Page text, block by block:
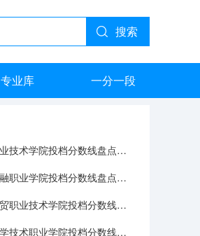
搜索
专业库 一分一段
2026年抚顺职业技术学院投档分数线盘点：录取分数、生活与就业指南
2026年辽宁金融职业学院投档分数线盘点：录取分数、生活与就业指南
2026年广东工贸职业技术学院投档分数线盘点：录取分数、生活与就业指南
2026年广东科学技术职业学院投档分数线盘点：录取分数、生活与就业指南